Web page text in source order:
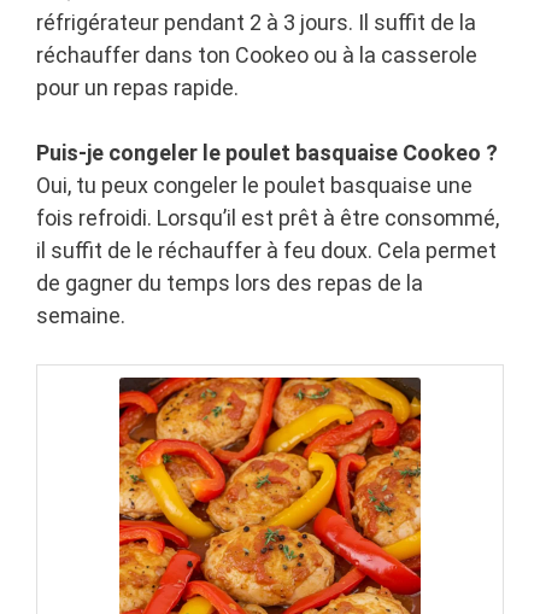
réfrigérateur pendant 2 à 3 jours. Il suffit de la
réchauffer dans ton Cookeo ou à la casserole
pour un repas rapide.
Puis-je congeler le poulet basquaise Cookeo ?
Oui, tu peux congeler le poulet basquaise une
fois refroidi. Lorsqu’il est prêt à être consommé,
il suffit de le réchauffer à feu doux. Cela permet
de gagner du temps lors des repas de la
semaine.